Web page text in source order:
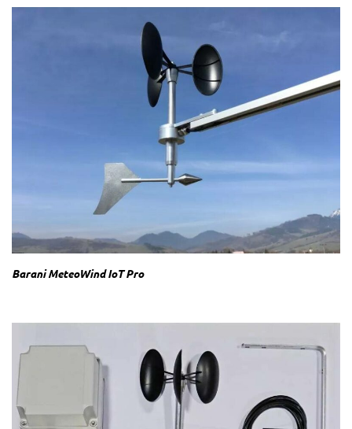
Barani MeteoWind IoT Pro